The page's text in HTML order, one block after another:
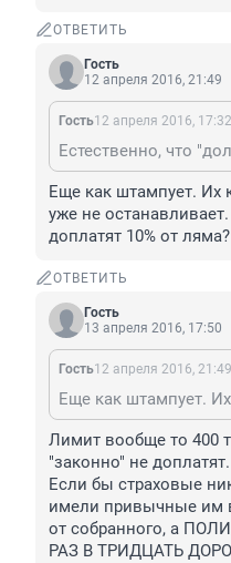
ОТВЕТИТЬ
Гость
12 апреля 2016, 21:49
Гость12 апреля 2016, 17:32
Еще как штампует. Их
уже не
доплатят 10% от ляма?
ОТВЕТИТЬ
Гость
13 апреля 2016, 17:50
Гость12 апреля 2016, 21:49
Лимит вообще то 400
"законно" не доплатят.
Если бы страховые
имели привычные им
от собранного, а
РАЗ В ТРИДЦАТЬ